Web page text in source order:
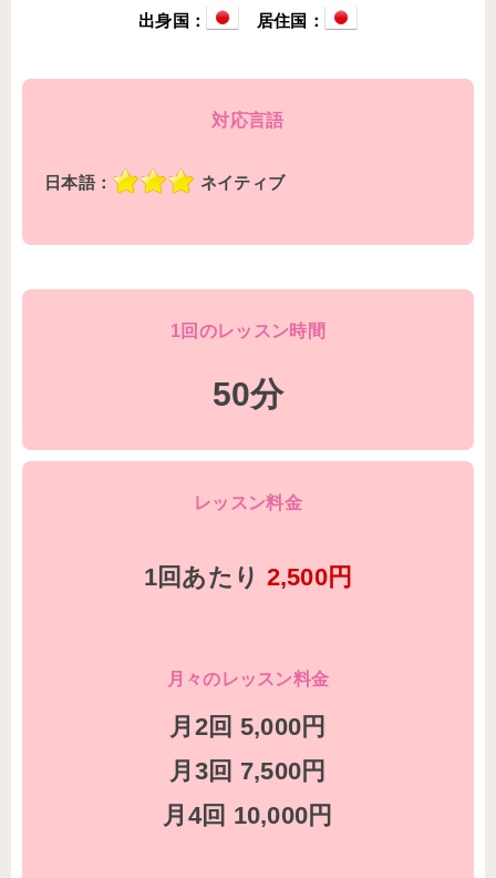
出身国： 居住国：
対応言語
日本語： ネイティブ
1回のレッスン時間
50分
レッスン料金
1回あたり 2,500円
月々のレッスン料金
月2回 5,000円
月3回 7,500円
月4回 10,000円